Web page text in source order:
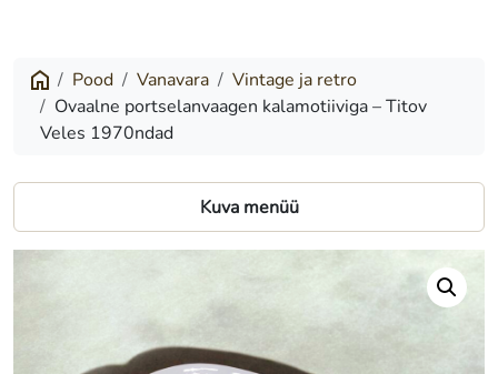
kalamotiiviga
Veles
1970ndad
Pood Vanavara
Vintage ja retro
Ovaalne portselanvaagen kalamotiiviga – Titov
Veles 1970ndad
Kuva menüü